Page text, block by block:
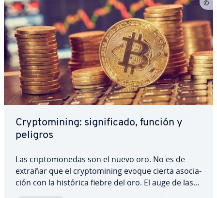
Cr­y­p­to­mi­ni­ng: si­g­ni­fi­ca­do, función y
peligros
Las cri­p­to­mo­ne­das son el nuevo oro. No es de
extrañar que el cr­y­p­to­mi­ni­ng evoque cierta aso­cia­
ción con la histórica fiebre del oro. El auge de las